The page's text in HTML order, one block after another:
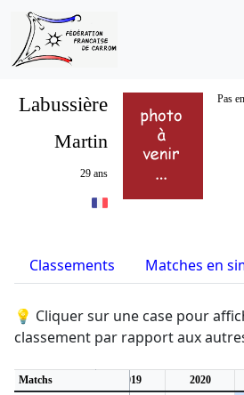
Labussière Pas
Martin
29 ans
Classements Matches en
💡 Cliquer sur une case pour
classement par rapport aux
Matchs 2019 2020